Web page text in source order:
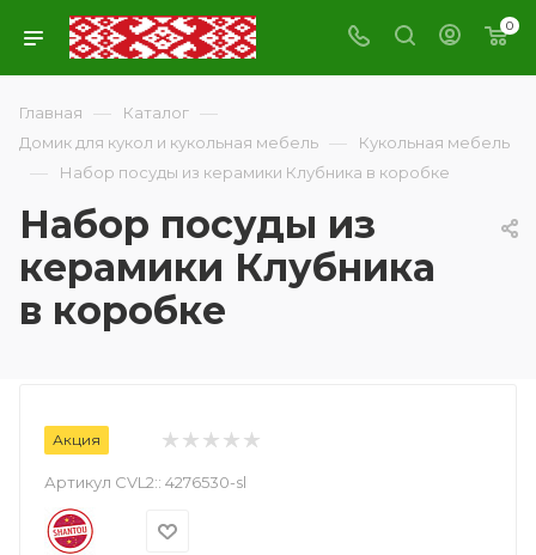
0
Главная — Каталог —
Домик для кукол и кукольная мебель — Кукольная мебель
— Набор посуды из керамики Клубника в коробке
Набор посуды из
керамики Клубника
в коробке
Акция
Артикул CVL2:: 4276530-sl